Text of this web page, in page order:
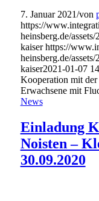
7. Januar 2021/von
https://
heinsberg.de/
kaiser https://
heinsberg.de/
kaiser2021-01-07
Kooperation mit
Erwachsene mit
News
Einladung
Noisten –
30.09.2020